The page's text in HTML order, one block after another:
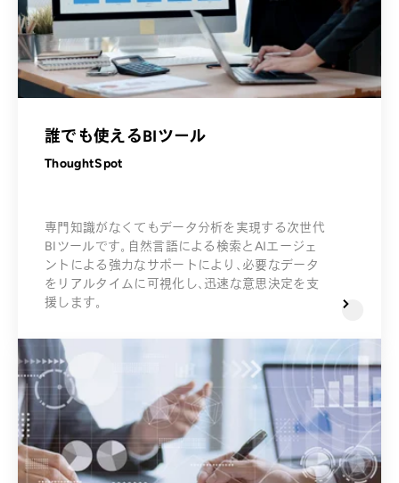
誰でも使えるBIツール
ThoughtSpot
専門知識がなくてもデータ分析を実現する次世代
BIツールです。自然言語による検索とAIエージェ
ントによる強力なサポートにより、必要なデータ
をリアルタイムに可視化し、迅速な意思決定を支
援します。